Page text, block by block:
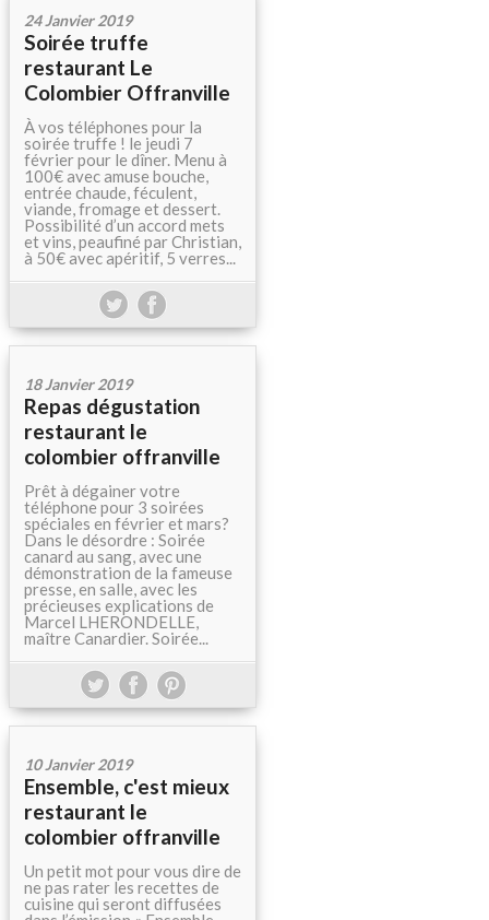
24 Janvier 2019
Soirée truffe
restaurant Le
Colombier Offranville
À vos téléphones pour la
soirée truffe ! le jeudi 7
février pour le dîner. Menu à
100€ avec amuse bouche,
entrée chaude, féculent,
viande, fromage et dessert.
Possibilité d’un accord mets
et vins, peaufiné par Christian,
à 50€ avec apéritif, 5 verres...
18 Janvier 2019
Repas dégustation
restaurant le
colombier offranville
Prêt à dégainer votre
téléphone pour 3 soirées
spéciales en février et mars?
Dans le désordre : Soirée
canard au sang, avec une
démonstration de la fameuse
presse, en salle, avec les
précieuses explications de
Marcel LHERONDELLE,
maître Canardier. Soirée...
10 Janvier 2019
Ensemble, c'est mieux
restaurant le
colombier offranville
Un petit mot pour vous dire de
ne pas rater les recettes de
cuisine qui seront diffusées